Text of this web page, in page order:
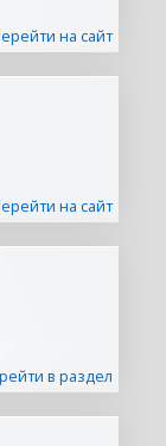
на сайт
на сайт
в раздел